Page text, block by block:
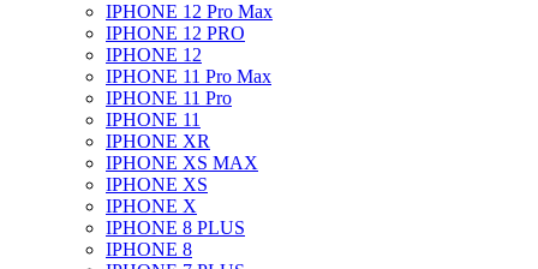
IPHONE 12 Pro Max
IPHONE 12 PRO
IPHONE 12
IPHONE 11 Pro Max
IPHONE 11 Pro
IPHONE 11
IPHONE XR
IPHONE XS MAX
IPHONE XS
IPHONE X
IPHONE 8 PLUS
IPHONE 8